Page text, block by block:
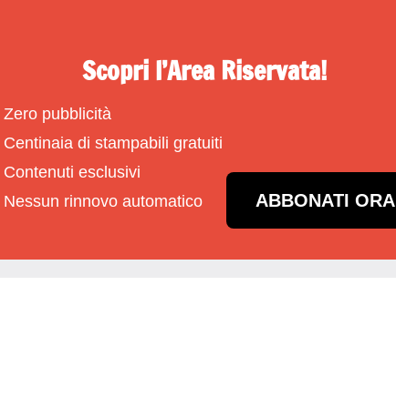
Scopri l’Area Riservata!
Zero pubblicità
Centinaia di stampabili gratuiti
Contenuti esclusivi
Nessun rinnovo automatico
ABBONATI ORA